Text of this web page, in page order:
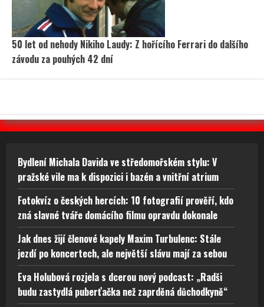
50 let od nehody Nikiho Laudy: Z hořícího Ferrari do dalšího
závodu za pouhých 42 dní
Bydlení Michala Davida ve středomořském stylu: V
pražské vile ma k dispozici i bazén a vnitřní atrium
Fotokvíz o českých hercích: 10 fotografií prověří, kdo
zná slavné tváře domácího filmu opravdu dokonale
Jak dnes žijí členové kapely Maxim Turbulenc: Stále
jezdí po koncertech, ale největší slávu mají za sebou
Eva Holubová rozjela s dcerou nový podcast: „Radši
budu zastydlá puberťačka než zaprděná důchodkyně“